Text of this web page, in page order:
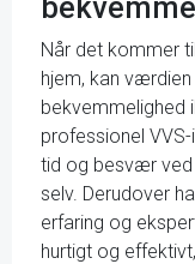
Når det kommer
hjem, kan
bekvemmelighed
professionel
tid og besvær ved
selv. Derudover
erfaring og
hurtigt og